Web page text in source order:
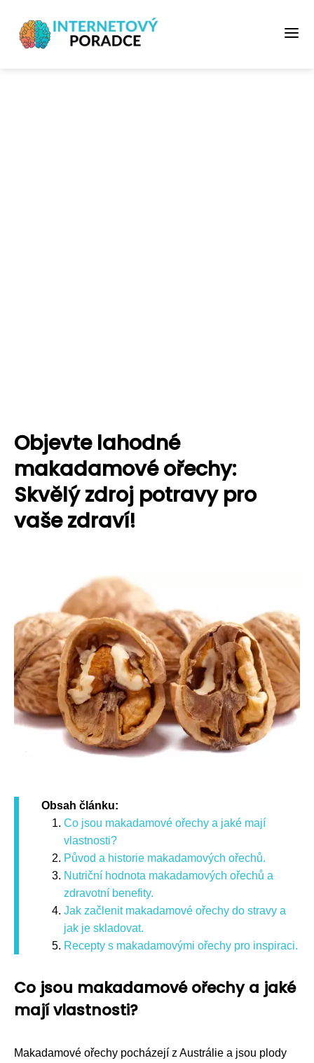
Objevte lahodné
makadamové ořechy:
Skvělý zdroj potravy pro
vaše zdraví!
Obsah článku:
Co jsou makadamové ořechy a jaké mají
vlastnosti?
Původ a historie makadamových ořechů.
Nutriční hodnota makadamových ořechů a
zdravotní benefity.
Jak začlenit makadamové ořechy do stravy a
jak je skladovat.
Recepty s makadamovými ořechy pro inspiraci.
Co jsou makadamové ořechy a jaké
mají vlastnosti?
Makadamové ořechy pocházejí z Austrálie a jsou plody